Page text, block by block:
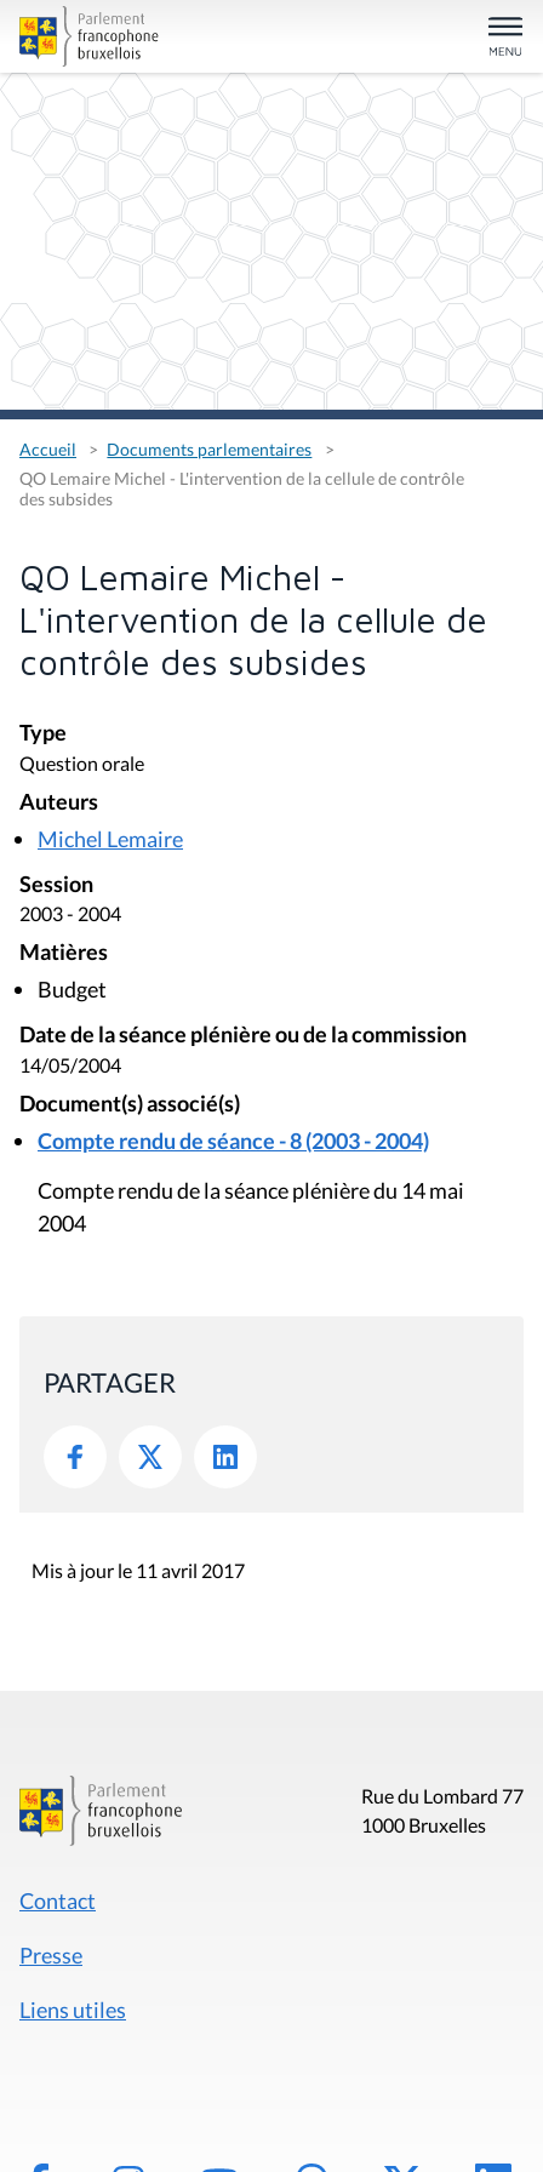
Accueil
Documents parlementaires
QO Lemaire Michel - L'intervention de la cellule de contrôle
des subsides
QO Lemaire Michel -
L'intervention de la cellule de
contrôle des subsides
Type
Question orale
Auteurs
Michel Lemaire
Session
2003 - 2004
Matières
Budget
Date de la séance plénière ou de la commission
14/05/2004
Document(s) associé(s)
Compte rendu de séance - 8 (2003 - 2004)
Compte rendu de la séance plénière du 14 mai
2004
PARTAGER
Mis à jour le 11 avril 2017
Rue du Lombard 77
1000 Bruxelles
Contact
Presse
Liens utiles